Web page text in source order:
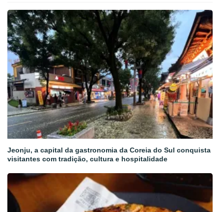
Jeonju, a capital da gastronomia da Coreia do Sul conquista
visitantes com tradição, cultura e hospitalidade